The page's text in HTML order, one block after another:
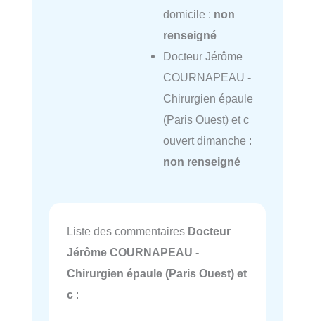
domicile : non
renseigné
Docteur Jérôme
COURNAPEAU -
Chirurgien épaule
(Paris Ouest) et c
ouvert dimanche :
non renseigné
Liste des commentaires Docteur
Jérôme COURNAPEAU -
Chirurgien épaule (Paris Ouest) et
c :